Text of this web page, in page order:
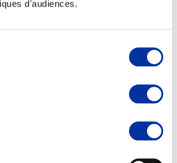
d'audiences.